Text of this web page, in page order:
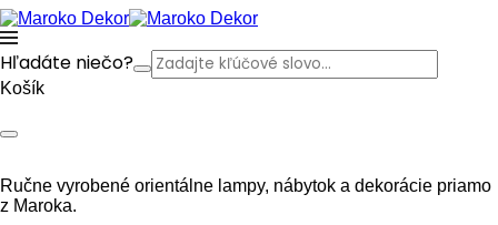
Hľadáte niečo?
Košík
Ručne vyrobené orientálne lampy, nábytok a dekorácie priamo
z Maroka.